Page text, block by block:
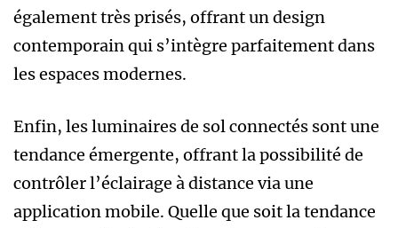
également très prisés, offrant un design
contemporain qui s’intègre parfaitement dans
les espaces modernes.
Enfin, les luminaires de sol connectés sont une
tendance émergente, offrant la possibilité de
contrôler l’éclairage à distance via une
application mobile. Quelle que soit la tendance